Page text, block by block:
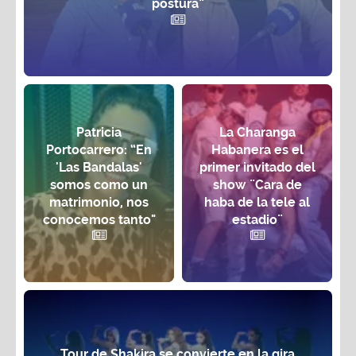
Patricia
Portocarrero: “En
'Las Bandalas'
somos como un
matrimonio, nos
conocemos tanto"
La Charanga
Habanera es el
primer invitado del
show ¨Cara de
haba de la tele al
estadio¨